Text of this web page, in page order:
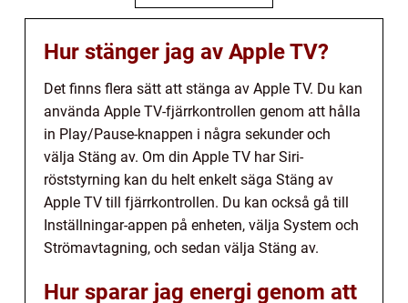
Hur stänger jag av Apple TV?
Det finns flera sätt att stänga av Apple TV. Du kan
använda Apple TV-fjärrkontrollen genom att hålla
in Play/Pause-knappen i några sekunder och
välja Stäng av. Om din Apple TV har Siri-
röststyrning kan du helt enkelt säga Stäng av
Apple TV till fjärrkontrollen. Du kan också gå till
Inställningar-appen på enheten, välja System och
Strömavtagning, och sedan välja Stäng av.
Hur sparar jag energi genom att